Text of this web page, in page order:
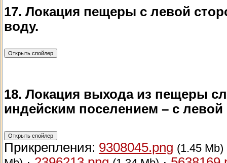
17. Локация пещеры с левой
воду.
18. Локация выхода из пещеры
индейским поселением – с
Прикрепления: 9308045.png (1.45 Mb)